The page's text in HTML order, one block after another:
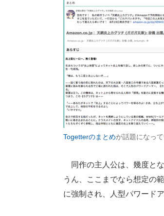
Togetterのまとめが話題になっ
同作の主人公は、幾度と
うん、ここまでなら想定の
に強制され、人型パワード